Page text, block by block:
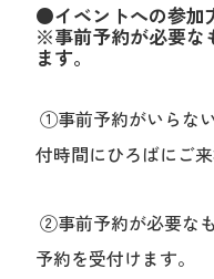
●イベントへの参
※事前予約が必要な
ます。
①事前予約がいらな
付時間にひろばにご来
②事前予約が必要な
予約を受付けます。